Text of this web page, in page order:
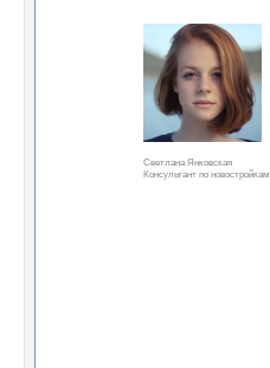
Светлана Янковская
Консультант по новостройкам